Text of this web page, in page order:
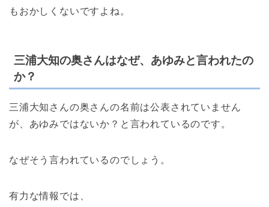
もおかしくないですよね。
三浦大知の奥さんはなぜ、あゆみと言われたの
か？
三浦大知さんの奥さんの名前は公表されていません
が、あゆみではないか？と言われているのです。
なぜそう言われているのでしょう。
有力な情報では、